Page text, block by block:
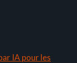
IA pour les